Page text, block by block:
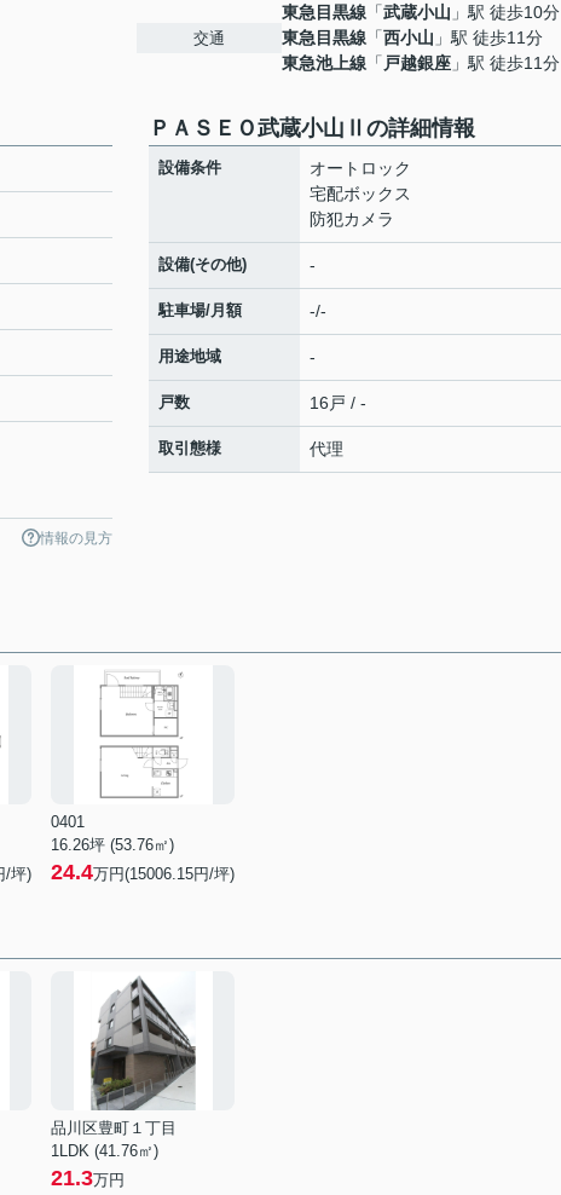
交通
東急目黒線 「武蔵小山 」駅 徒歩10分
東急目黒線 「西小山 」駅 徒歩11分
東急池上線 「 戸越銀座 」駅 徒歩11分
情報の見方
ＰＡＳＥＯ武蔵小山Ⅱの詳細情報
設備条件
オートロック
宅配ボックス
防犯カメラ
設備(その他) -
駐車場/月額 -/-
用途地域 -
戸数 16戸 / -
取引態様 代理
/坪)
0401
16.26坪 (53.76㎡)
24.4万円(15006.15円/坪)
品川区豊町１丁目
1LDK (41.76㎡)
21.3万円